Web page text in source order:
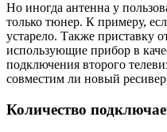
Но иногда антенна у
только тюнер. К примеру,
устарело. Также приставку
использующие прибор в
подключения второго
совместим ли новый
Количество